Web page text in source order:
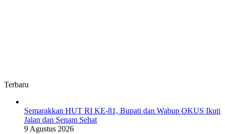
Terbaru
Semarakkan HUT RI KE-81, Bupati dan Wabup OKUS Ikuti
Jalan dan Senam Sehat
9 Agustus 2026